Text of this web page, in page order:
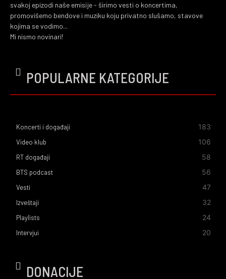
svakoj epizodi naše emisije - širimo vesti o koncertima,
promovišemo bendove i muziku koju privatno slušamo, stavove
kojima se vodimo...
Mi nismo novinari!
POPULARNE KATEGORIJE
Koncerti i događaji 183
Video klub 106
RT događaji 58
BTS podcast 56
Vesti 47
Izveštaji 32
Playlists 24
Intervjui 20
DONACIJE